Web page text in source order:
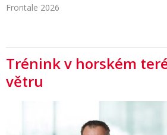
Frontale 2026
Trénink v horském
větru